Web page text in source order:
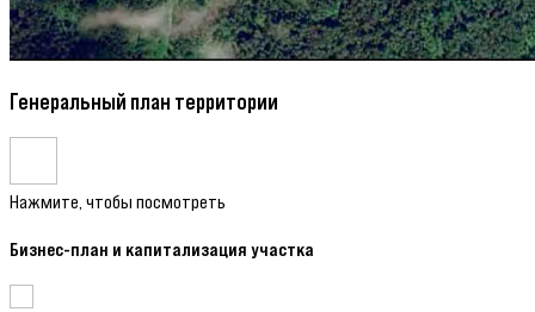
Генеральный план территории
Нажмите, чтобы посмотреть
Бизнес-план и капитализация участка